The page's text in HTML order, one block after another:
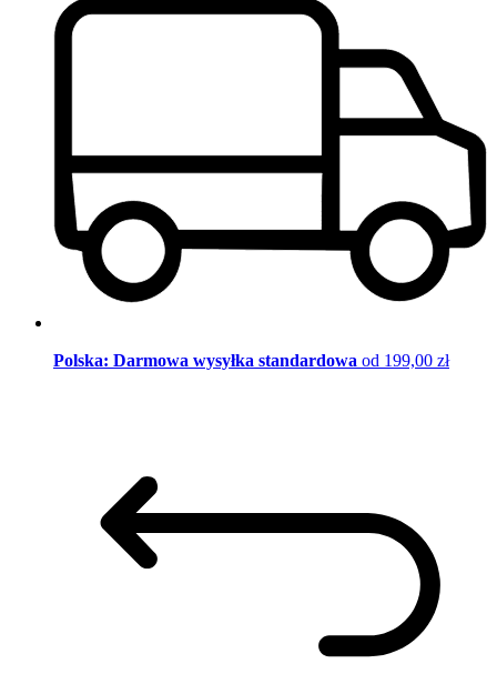
Polska: Darmowa wysyłka standardowa od 199,00 zł